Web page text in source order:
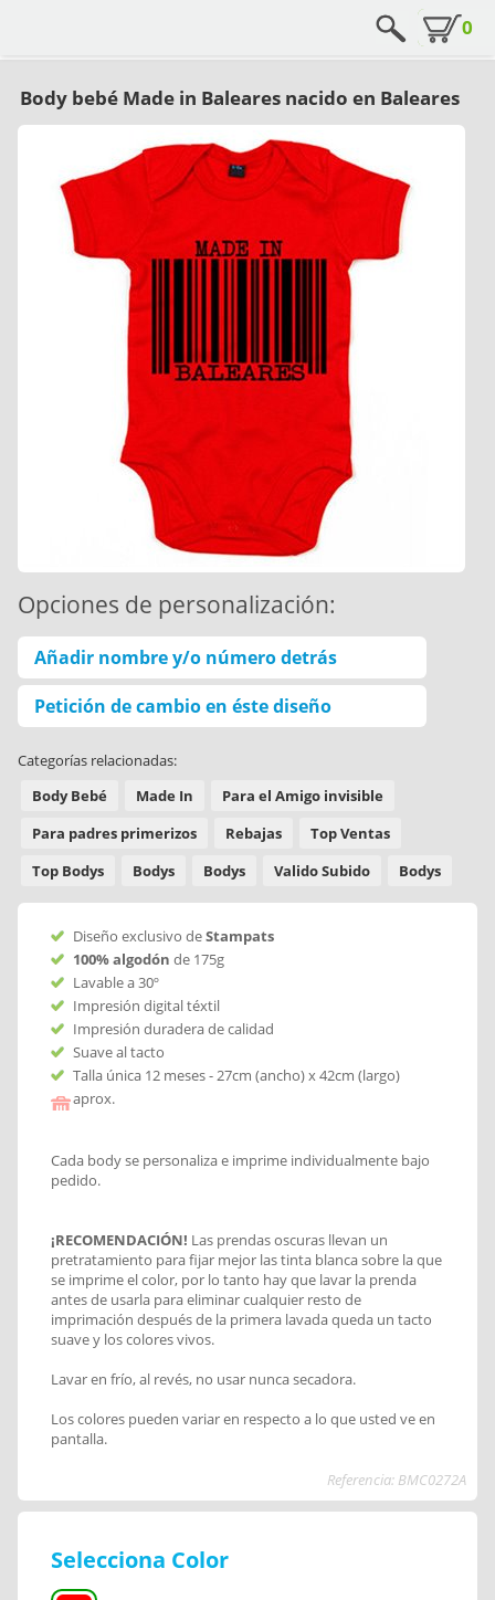
0
Body bebé Made in Baleares nacido en Baleares
Opciones de personalización:
Añadir nombre y/o número detrás
Petición de cambio en éste diseño
Categorías relacionadas:
Body Bebé
Made In
Para el Amigo invisible
Para padres primerizos
Rebajas
Top Ventas
Top Bodys
Bodys Bodys Valido Subido Bodys
Diseño exclusivo deStampats
100% algodón de 175g
Lavable a 30º
Impresión digital téxtil
Impresión duradera de calidad
Suave al tacto
Talla única 12 meses - 27cm (ancho) x 42cm (largo)
aprox.
Cada body se personaliza e imprime individualmente bajo
pedido.
¡RECOMENDACIÓN! Las prendas oscuras llevan un
pretratamiento para fijar mejor las tinta blanca sobre la que
se imprime el color, por lo tanto hay que lavar la prenda
antes de usarla para eliminar cualquier resto de
imprimación después de la primera lavada queda un tacto
suave y los colores vivos.
Lavar en frío, al revés, no usar nunca secadora.
Los colores pueden variar en respecto a lo que usted ve en
pantalla.
Referencia: BMC0272A
Selecciona Color